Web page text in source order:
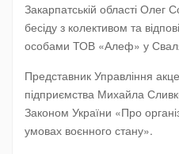
Закарпатській області Олег
бесіду з колективом та
особами ТОВ «Алеф» у
Представник Управління
підприємства Михайла
Законом України «Про
умовах воєнного стану».